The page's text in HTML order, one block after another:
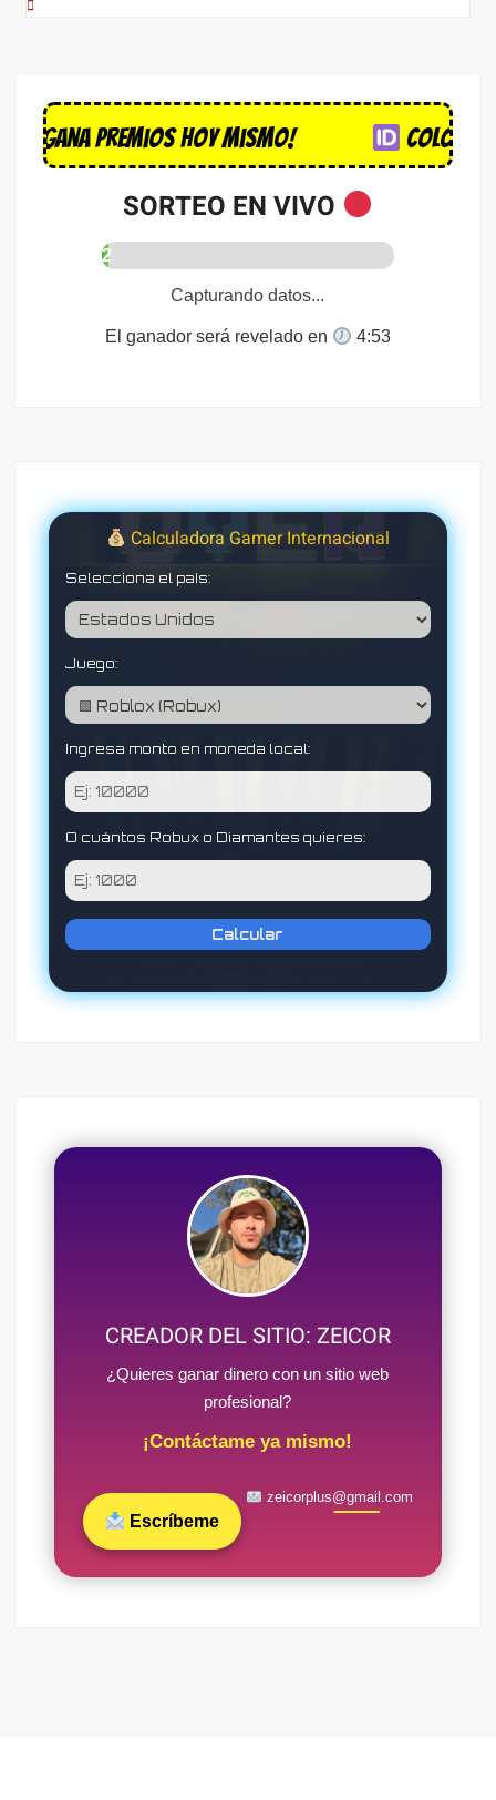
premios hoy mismo! Coloca tu
SORTEO EN VIVO
3
Confirmando autenticidad...
El ganador será revelado en 4:52
Calculadora Gamer Internacional
Selecciona el país:
Juego:
Ingresa monto en moneda local:
O cuántos Robux o Diamantes quieres:
Calcular
CREADOR DEL SITIO: ZEICOR
¿Quieres ganar dinero con un sitio web
profesional?
¡Contáctame ya mismo!
Escríbeme
zeicorplus@gmail.com